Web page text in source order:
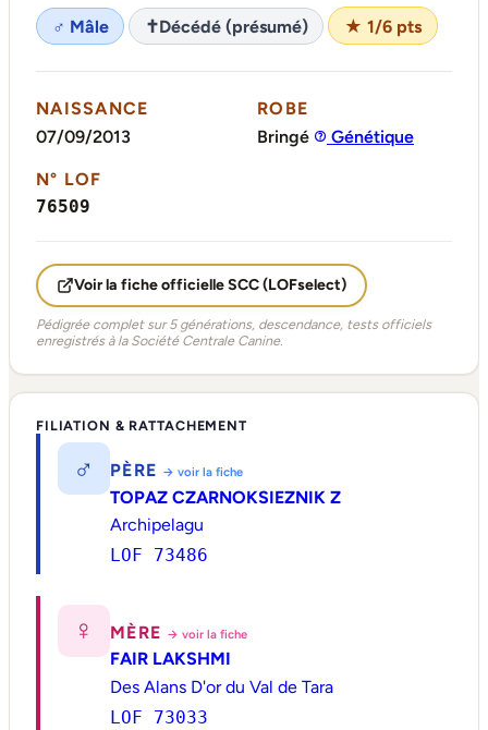
♂ Mâle ✝Décédé (présumé) ★ 1/6 pts
NAISSANCE
07/09/2013
ROBE
Bringé
Génétique
N° LOF
76509
Voir la fiche officielle SCC (LOFselect)
Pédigrée complet sur 5 générations, descendance, tests officiels
enregistrés à la Société Centrale Canine.
FILIATION & RATTACHEMENT
♂ PÈRE → voir la fiche
TOPAZ CZARNOKSIEZNIK Z
Archipelagu
LOF 73486
♀ MÈRE → voir la fiche
FAIR LAKSHMI
Des Alans D'or du Val de Tara
LOF 73033